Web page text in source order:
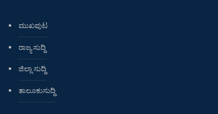
ಮುಖಪುಟ
ರಾಜ್ಯ ಸುದ್ದಿ
ಜಿಲ್ಲಾ ಸುದ್ದಿ
ತಾಲೂಕುಸುದ್ದಿ